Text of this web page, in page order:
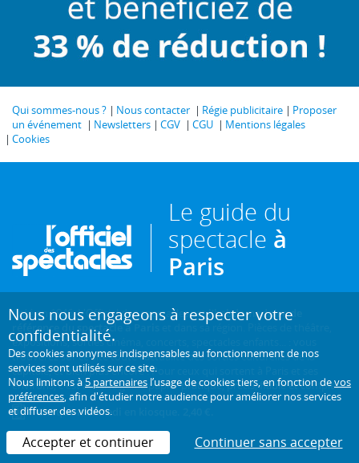
Qui sommes-nous ? Nous contacter Régie publicitaire
Proposer
un événement
Newsletters CGV CGU
Mentions légales
Cookies
Le guide du
spectacle à
Paris
Créé en 1946, L'Officiel des spectacles estl'hebdomadaire de
référence du spectacle à Paris
et dans sa région. Pièces de théâtre,
expositions, sorties cinéma, concerts, spectacles enfants... : vous
trouverez sur ce site toute l'actualité des sorties culturelles de la
capitale, et bien plus encore ! Pour ceux qui sortent à Paris et ses
environs, c'est aussi le guide papier pratique, précis, fiable et complet.
Chaque mercredi en kiosque. 2,40 €.
Nous nous engageons à respecter votre
confidentialité.
Des cookies anonymes indispensables au fonctionnement de nos
services sont utilisés sur ce site.
Nous limitons à 5 partenaires l’usage de cookies tiers, en fonction devos
préférences, afin d'étudier notre audience pour améliorer nos services
et diffuser des vidéos.
Accepter et continuer Continuer sans accepter